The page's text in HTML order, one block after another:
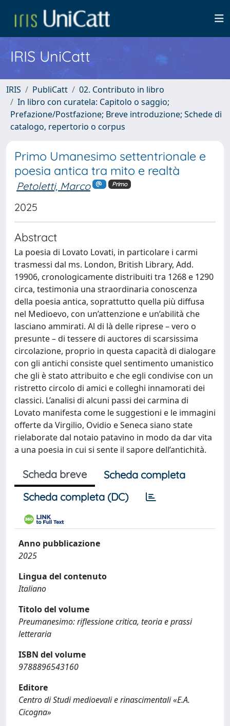
IRIS UniCatt
IRIS PubliCatt
02. Contributo in libro
In libro con curatela: Capitolo o saggio;
Prefazione/Postfazione; Breve introduzione; Schede di
catalogo, repertorio o corpus
Primo Umanesimo settentrionale e
poesia antica tra mito e realtà
Petoletti, Marco Primo
2025
Abstract
La poesia di Lovato Lovati, in particolare i carmi
trasmessi dal ms. London, British Library, Add.
19906, cronologicamente distribuiti tra 1268 e 1290
circa, testimonia una straordinaria conoscenza
della poesia antica, soprattutto quella più diffusa
nel Medioevo, con un’attenzione e un’abilità che
lasciano ammirati. Al di là delle riprese – vero o
presunte – di tessere di auctores di scarsissima
circolazione, proprio in questa capacità di dialogare
con gli antichi consiste quel sentimento umanistico
che gli è stato attribuito e che egli condivise con un
ristretto circolo di amici e colleghi innamorati dei
classici. L’analisi di alcuni passi dei carmina di
Lovato manifesta come le suggestioni e le immagini
offerte da Virgilio, Ovidio e Seneca siano state
rielaborate dal notaio patavino in modo da dar vita
a una poesia in cui si sente il sapore dell’antichità.
Scheda breve
Scheda completa
Scheda completa (DC)
Anno pubblicazione
2025
Lingua del contenuto
Italiano
Titolo del volume
Preumanesimo: riflessione critica, teoria e prassi
letteraria
ISBN del volume
9788896543160
Editore
Centro di Studi medioevali e rinascimentali «E.A.
Cicogna»